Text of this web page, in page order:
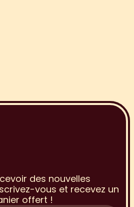
wslette
des nouvelles
vous et recevez un
offert !